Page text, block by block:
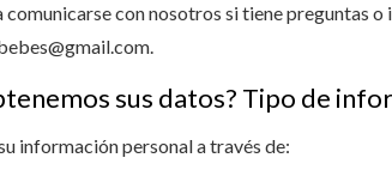
comunicarse con nosotros si tiene preguntas
.
sus datos? Tipo de
información personal a través de: